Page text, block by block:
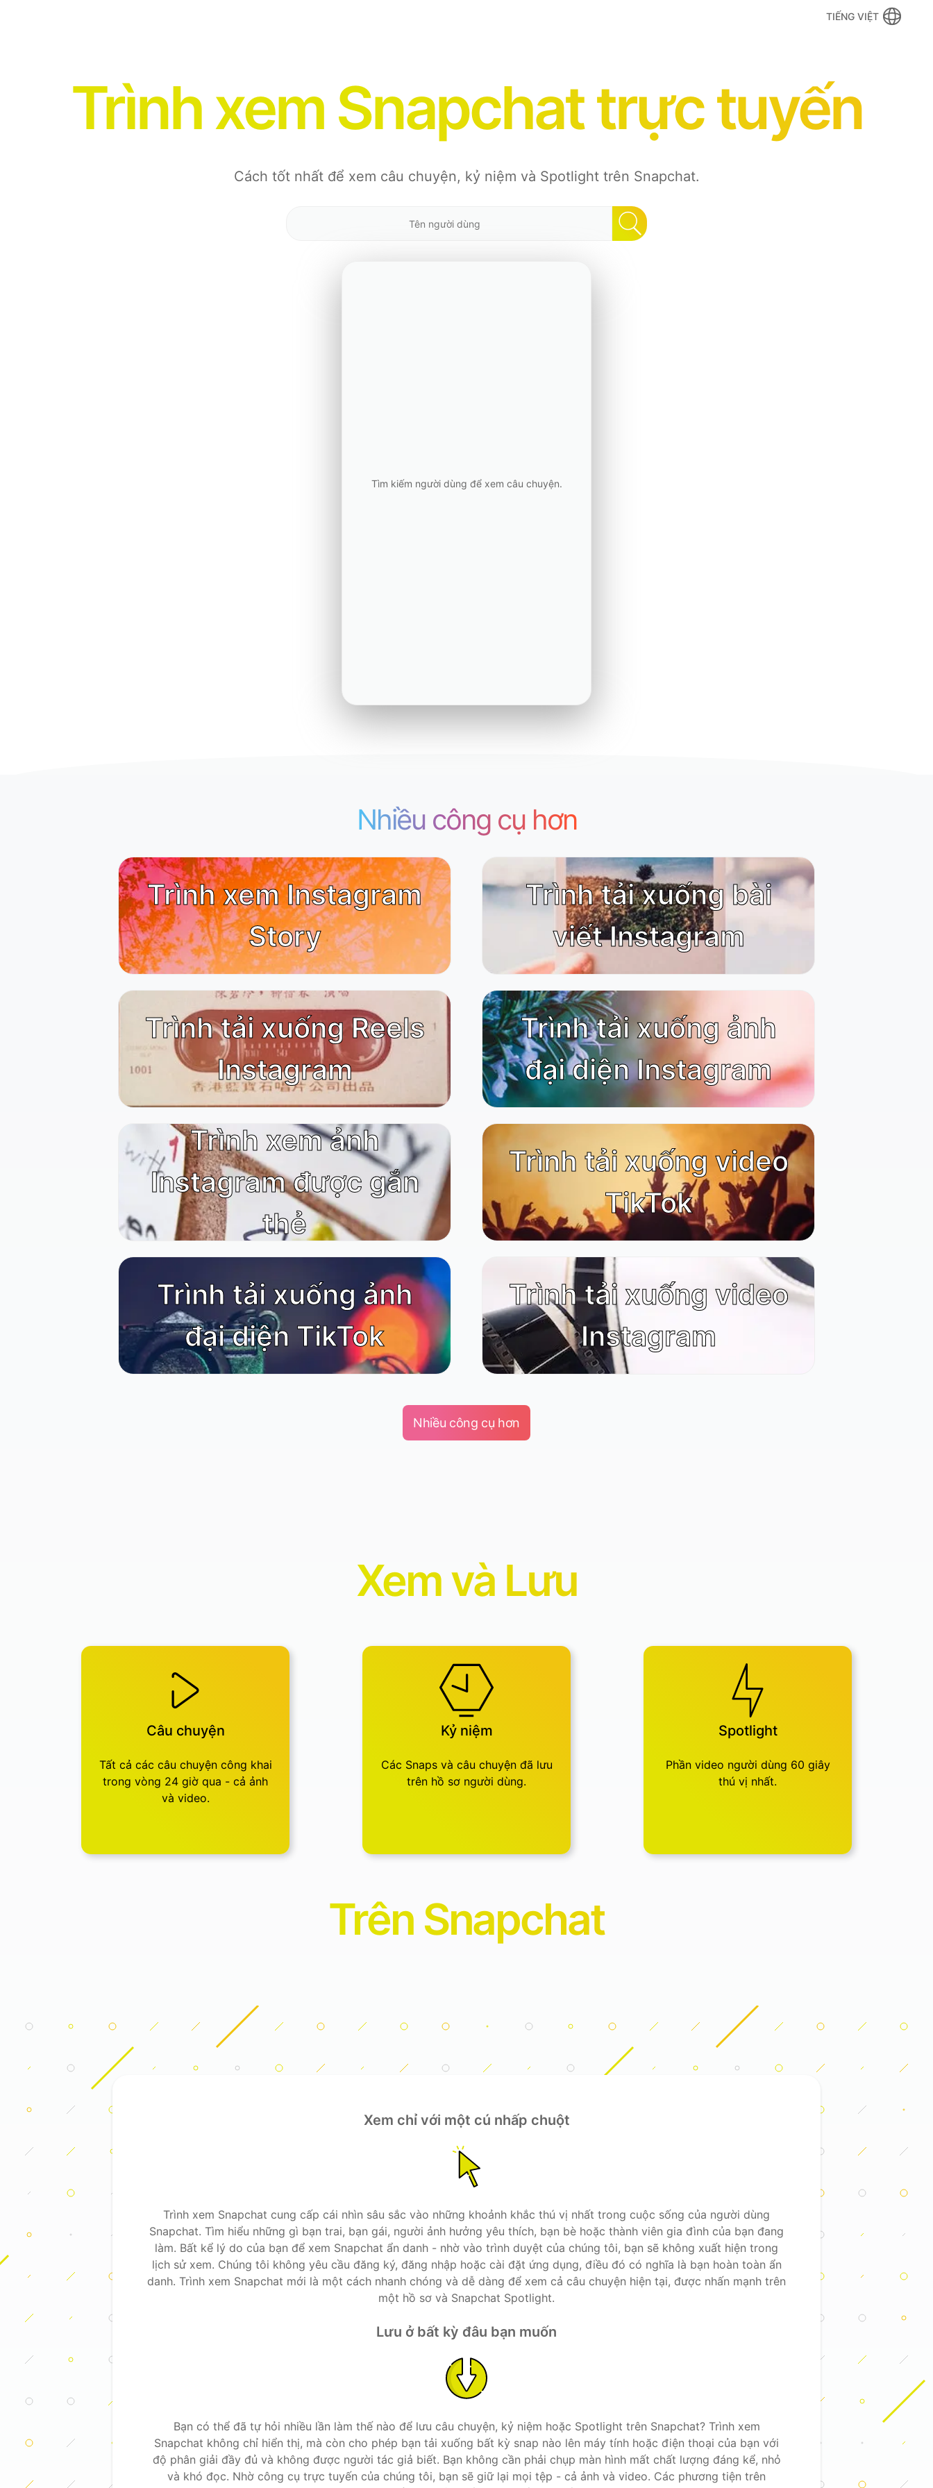
TIẾNG VIỆT
Trình xem Snapchat trực tuyến
Cách tốt nhất để xem câu chuyện, kỷ niệm và Spotlight trên Snapchat.
Tìm kiếm người dùng để xem câu chuyện.
Nhiều công cụ hơn
Trình xem Instagram
Story
Trình tải xuống bài
viết Instagram
Trình tải xuống Reels
Instagram
Trình tải xuống ảnh
đại diện Instagram
Trình xem ảnh
Instagram được gắn
thẻ
Trình tải xuống video
TikTok
Trình tải xuống ảnh
đại diện TikTok
Trình tải xuống video
Instagram
Nhiều công cụ hơn
Xem và Lưu
Câu chuyện
Tất cả các câu chuyện công khai
trong vòng 24 giờ qua - cả ảnh
và video.
Kỷ niệm
Các Snaps và câu chuyện đã lưu
trên hồ sơ người dùng.
Spotlight
Phần video người dùng 60 giây
thú vị nhất.
Trên Snapchat
Xem chỉ với một cú nhấp chuột
Trình xem Snapchat cung cấp cái nhìn sâu sắc vào những khoảnh khắc thú vị nhất trong cuộc sống của người dùng
Snapchat. Tìm hiểu những gì bạn trai, bạn gái, người ảnh hưởng yêu thích, bạn bè hoặc thành viên gia đình của bạn đang
làm. Bất kể lý do của bạn để xem Snapchat ẩn danh - nhờ vào trình duyệt của chúng tôi, bạn sẽ không xuất hiện trong
lịch sử xem. Chúng tôi không yêu cầu đăng ký, đăng nhập hoặc cài đặt ứng dụng, điều đó có nghĩa là bạn hoàn toàn ẩn
danh. Trình xem Snapchat mới là một cách nhanh chóng và dễ dàng để xem cả câu chuyện hiện tại, được nhấn mạnh trên
một hồ sơ và Snapchat Spotlight.
Lưu ở bất kỳ đâu bạn muốn
Bạn có thể đã tự hỏi nhiều lần làm thế nào để lưu câu chuyện, kỷ niệm hoặc Spotlight trên Snapchat? Trình xem
Snapchat không chỉ hiển thị, mà còn cho phép bạn tải xuống bất kỳ snap nào lên máy tính hoặc điện thoại của bạn với
độ phân giải đầy đủ và không được người tác giả biết. Bạn không cần phải chụp màn hình mất chất lượng đáng kể, nhỏ
và khó đọc. Nhờ công cụ trực tuyến của chúng tôi, bạn sẽ giữ lại mọi tệp - cả ảnh và video. Các phương tiện trên